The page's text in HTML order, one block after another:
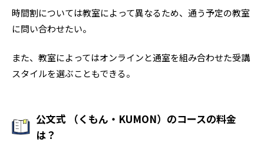
時間割については教室によって異なるため、通う予定の教室
に問い合わせたい。
また、教室によってはオンラインと通室を組み合わせた受講
スタイルを選ぶこともできる。
公文式 （くもん・KUMON）のコースの料金
は？